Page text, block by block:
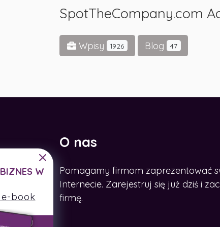
SpotTheCompany.com
Wpisy 1926 Blog 47
O nas
Pomagamy firmom zaprezentować
Internecie. Zarejestruj się już dziś i
firmę.
CHCESZ ROZWINĄĆ BIZNES W
SIECI?
Zdobądź nasz e-book